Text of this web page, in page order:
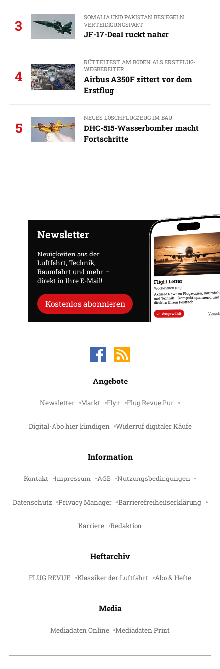
3
SOMALIA UND PAKISTAN BESIEGELN
VERTEIDIGUNGSPAKT
JF-17-Deal rückt näher
4
RÜTTELTEST AM BODEN ALS ERSTFLUG-
WEGBEREITER
Airbus A350F zittert vor dem
Erstflug
5
NEUES LÖSCHFLUGZEUG IM BAU
DHC-515-Wasserbomber macht
Fortschritte
Newsletter
Neuigkeiten aus der
Luftfahrt, Technik,
Raumfahrt und mehr –
direkt in Ihre E-Mail!
Kostenlos abonnieren
Angebote
Newsletter Markt Fly+ Flug Revue Pur
Digital-Abo hier kündigen Widerruf digitaler Käufe
Information
Kontakt Impressum AGB Nutzungsbedingungen
Datenschutz Privacy Manager Barrierefreiheitserklärung
Karriere Redaktion
Heftarchiv
FLUG REVUE Klassiker der Luftfahrt Abo & Hefte
Media
Mediadaten Online Mediadaten Print